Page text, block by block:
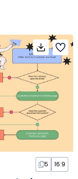
5 16:9